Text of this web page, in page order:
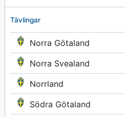
Tävlingar
Norra Götaland
Norra Svealand
Norrland
Södra Götaland